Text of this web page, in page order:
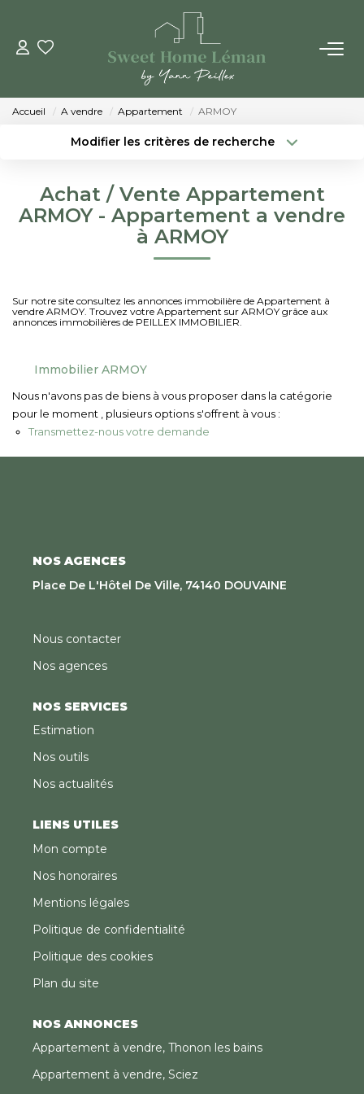
ACHETER
VENDRE
Qui Sommes-Nous
Nous Rejoindre
CONTACT
Accueil A vendre Appartement ARMOY
Modifier les critères de recherche
Surface min Budget max
Plus de critères
Achat / Vente Appartement
ARMOY - Appartement a vendre
à ARMOY
Sur notre site consultez les annonces immobilière de Appartement à
vendre ARMOY. Trouvez votre Appartement sur ARMOY grâce aux
annonces immobilières de PEILLEX IMMOBILIER.
Immobilier ARMOY
Nous n'avons pas de biens à vous proposer dans la catégorie
pour le moment , plusieurs options s'offrent à vous :
Transmettez-nous votre demande
NOS AGENCES
Place De L'Hôtel De Ville, 74140 DOUVAINE
Nous contacter
Nos agences
NOS SERVICES
Estimation
Nos outils
Nos actualités
LIENS UTILES
Mon compte
Nos honoraires
Mentions légales
Politique de confidentialité
Politique des cookies
Plan du site
NOS ANNONCES
Appartement à vendre, Thonon les bains
Appartement à vendre, Sciez